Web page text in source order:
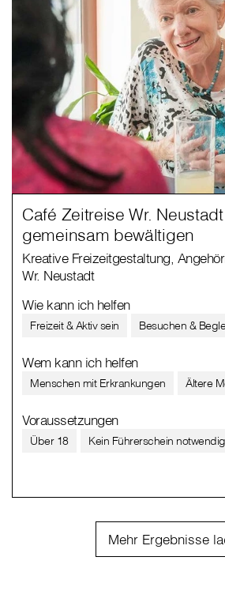
Café Zeitreise Wr.
gemeinsam bewältigen
Kreative Freizeitgestaltung,
Wr. Neustadt
Wie kann ich helfen
Freizeit & Aktiv sein Besuchen &
Wem kann ich helfen
Menschen mit Erkrankungen Ältere
Voraussetzungen
Über 18 Kein Führerschein notwendig
Mehr Ergebnisse